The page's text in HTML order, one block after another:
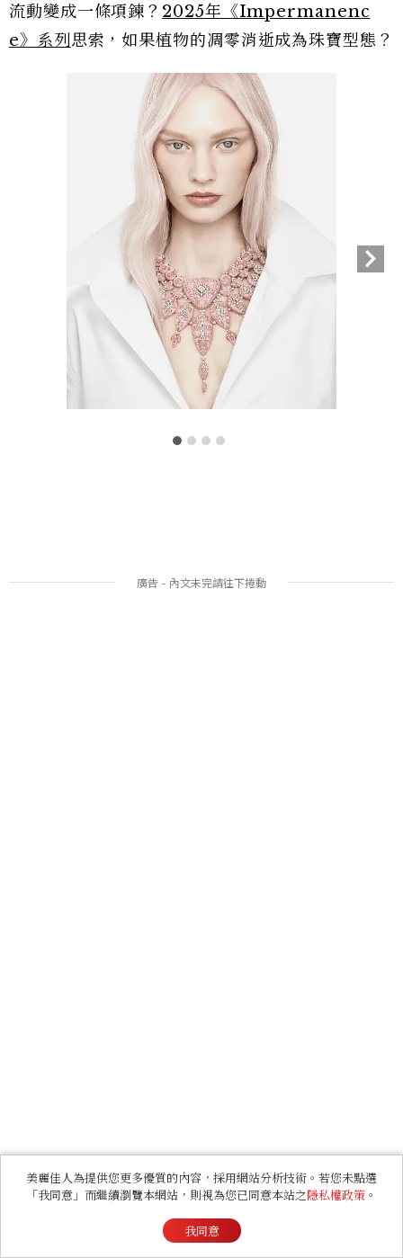
流動變成一條項鍊？ 2025年《Impermanenc
e》系列思索，如果植物的凋零消逝成為珠寶型態？
美麗佳人為提供您更多優質的內容，採用網站分析技術。若您未點選
「我同意」而繼續瀏覽本網站，則視為您已同意本站之隱私權政策 。
我同意